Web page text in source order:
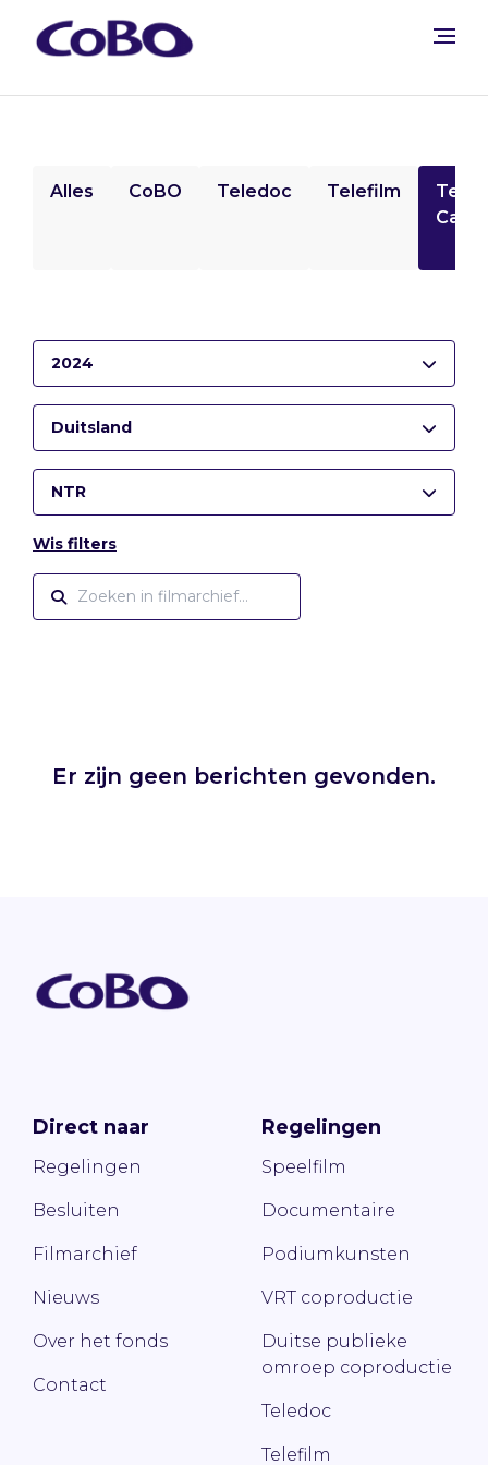
Alles CoBO Teledoc Telefilm
2024
Duitsland
NTR
Wis filters
Er zijn geen berichten gevonden.
Direct naar
Regelingen
Besluiten
Filmarchief
Nieuws
Over het fonds
Contact
Regelingen
Speelfilm
Documentaire
Podiumkunsten
VRT coproductie
Duitse publieke
omroep coproductie
Teledoc
Telefilm